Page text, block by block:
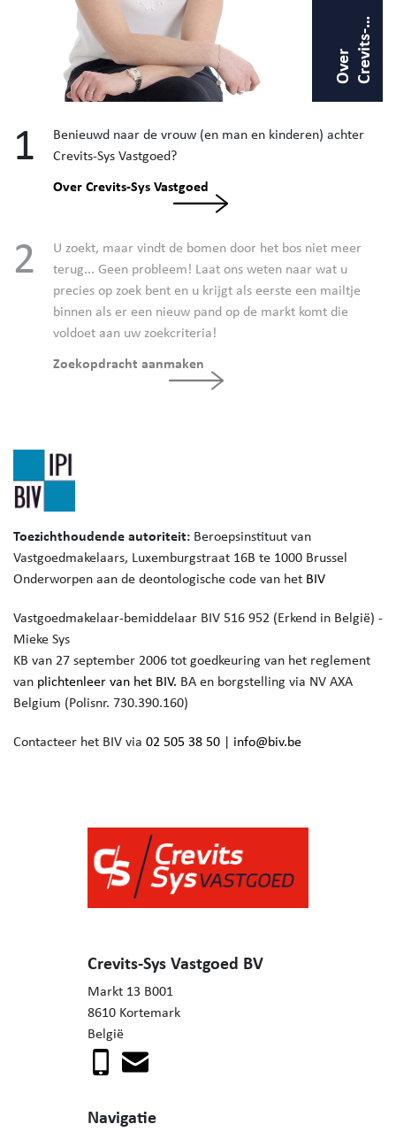
O
v
e
r
C
r
v
i
t
s -
S
y
V
a
s
t
g
o
e
1
Benieuwd naar de vrouw (en man en kinderen) achter
Crevits-Sys Vastgoed?
Over Crevits-Sys Vastgoed
2
U zoekt, maar vindt de bomen door het bos niet meer
terug... Geen probleem! Laat ons weten naar wat u
precies op zoek bent en u krijgt als eerste een mailtje
binnen als er een nieuw pand op de markt komt die
voldoet aan uw zoekcriteria!
Zoekopdracht aanmaken
Toezichthoudende autoriteit: Beroepsinstituut van
Vastgoedmakelaars, Luxemburgstraat 16B te 1000 Brussel
Onderworpen aan de deontologische code van het BIV
Vastgoedmakelaar-bemiddelaar BIV 516 952 (Erkend in België) -
Mieke Sys
KB van 27 september 2006 tot goedkeuring van het reglement
van plichtenleer van het BIV. BA en borgstelling via NV AXA
Belgium (Polisnr. 730.390.160)
Contacteer het BIV via 02 505 38 50 | info@biv.be
Crevits-Sys Vastgoed BV
Markt 13 B001
8610 Kortemark
België
Navigatie